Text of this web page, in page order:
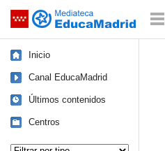
Saltar navegación
Inicio
Canal EducaMadrid
Últimos contenidos
Centros